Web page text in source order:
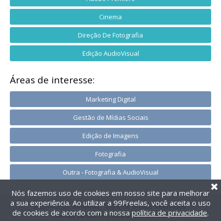
Cinema
Direção De Fotografia
Edição AudioVisual
Áreas de interesse:
Marketing Digital
Gestão de Mídias Sociais
Edição de Imagens
Fotografia
Outra - Fotografia & AudioVisual
@2014-2026 99Freelas. Todos os direitos reservados.
Termos de uso| Política de privacidade
Nós fazemos uso de cookies em nosso site para melhorar
a sua experiência. Ao utilizar a 99Freelas, você aceita o uso
de cookies de acordo com a nossa política de privacidade.